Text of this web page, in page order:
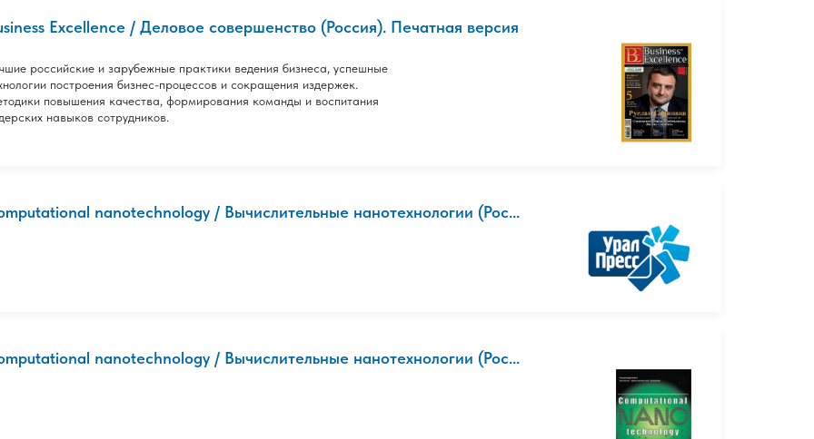
Excellence / Деловое совершенство (Россия). Печатная версия
российские и зарубежные практики ведения бизнеса, успешные
построения бизнес-процессов и сокращения издержек.
повышения качества, формирования команды и воспитания
навыков сотрудников.
nanotechnology / Вычислительные нанотехнологии (Рос...
nanotechnology / Вычислительные нанотехнологии (Рос...